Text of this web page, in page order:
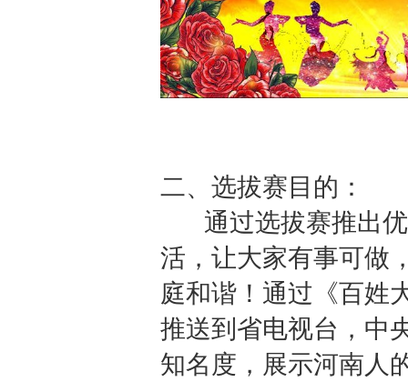
二、选拔赛目的：
通过选拔赛推出优
活，让大家有事可做
庭和谐！通过《百姓
推送到省电视台，中
知名度，展示河南人